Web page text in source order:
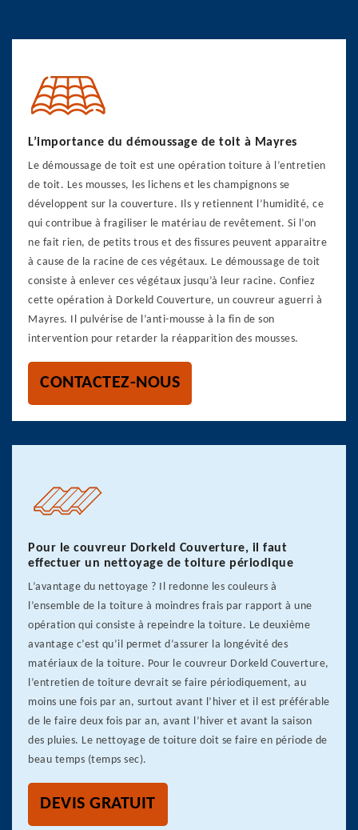
L’importance du démoussage de toit à Mayres
Le démoussage de toit est une opération toiture à l’entretien
de toit. Les mousses, les lichens et les champignons se
développent sur la couverture. Ils y retiennent l’humidité, ce
qui contribue à fragiliser le matériau de revêtement. Si l’on
ne fait rien, de petits trous et des fissures peuvent apparaitre
à cause de la racine de ces végétaux. Le démoussage de toit
consiste à enlever ces végétaux jusqu’à leur racine. Confiez
cette opération à Dorkeld Couverture, un couvreur aguerri à
Mayres. Il pulvérise de l’anti-mousse à la fin de son
intervention pour retarder la réapparition des mousses.
CONTACTEZ-NOUS
Pour le couvreur Dorkeld Couverture, il faut
effectuer un nettoyage de toiture périodique
L’avantage du nettoyage ? Il redonne les couleurs à
l’ensemble de la toiture à moindres frais par rapport à une
opération qui consiste à repeindre la toiture. Le deuxième
avantage c’est qu’il permet d’assurer la longévité des
matériaux de la toiture. Pour le couvreur Dorkeld Couverture,
l’entretien de toiture devrait se faire périodiquement, au
moins une fois par an, surtout avant l’hiver et il est préférable
de le faire deux fois par an, avant l’hiver et avant la saison
des pluies. Le nettoyage de toiture doit se faire en période de
beau temps (temps sec).
DEVIS GRATUIT